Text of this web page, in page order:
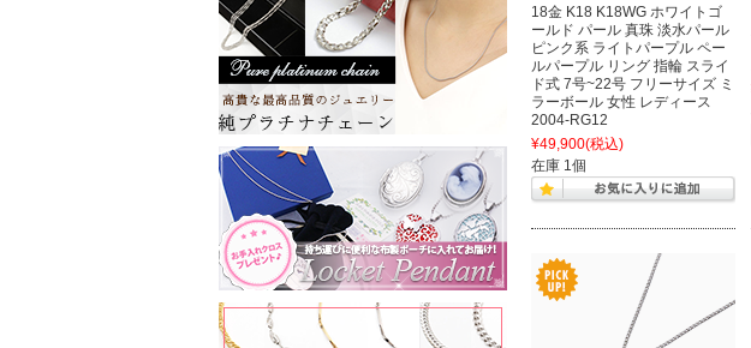
18金 K18 K18WG ホワイトゴ
ールド パール 真珠 淡水パール
ピンク系 ライトパープル ペー
ルパープル リング 指輪 スライ
ド式 7号~22号 フリーサイズ ミ
ラーボール 女性 レディース
2004-RG12
¥49,900(税込)
在庫 1個